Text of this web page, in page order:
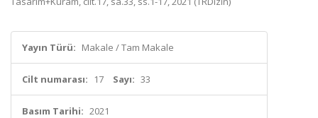
Yayın Türü: Makale / Tam Makale
Cilt numarası: 17 Sayı: 33
Basım Tarihi: 2021